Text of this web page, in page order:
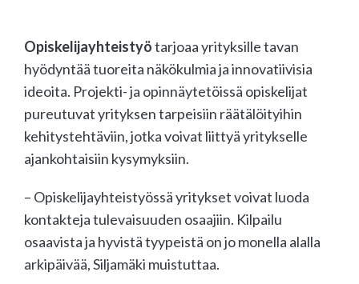
Opiskelijayhteistyötarjoaa yrityksille tavan
hyödyntää tuoreita näkökulmia ja innovatiivisia
ideoita. Projekti- ja opinnäytetöissä opiskelijat
pureutuvat yrityksen tarpeisiin räätälöityihin
kehitystehtäviin, jotka voivat liittyä yritykselle
ajankohtaisiin kysymyksiin.
– Opiskelijayhteistyössä yritykset voivat luoda
kontakteja tulevaisuuden osaajiin. Kilpailu
osaavista ja hyvistä tyypeistä on jo monella alalla
arkipäivää, Siljamäki muistuttaa.